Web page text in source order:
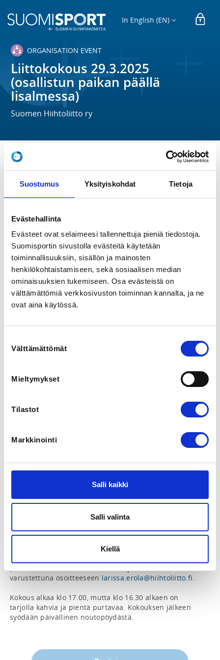
Suostumus Yksityiskohdat Tietoja
Evästehallinta
Evästeet ovat selaimeesi tallennettuja pieniä tiedostoja.
Suomisportin sivustolla evästeitä käytetään
toiminnallisuuksiin, sisällön ja mainosten
henkilökohtaistamiseen, sekä sosiaalisen median
ominaisuuksien tukemiseen. Osa evästeistä on
välttämättömiä verkkosivuston toiminnan kannalta, ja ne
ovat aina käytössä.
valinta
Välttämättömät
Mieltymykset
Tilastot
Markkinointi
Salli kaikki
Salli valinta
Kiellä
In English (EN)
ORGANISATION EVENT
Liittokokous 29.3.2025
(osallistun paikan päällä
Iisalmessa)
Suomen Hiihtoliitto ry
Hotel Golden Dome, Iisalmi / Etäkokous
View map
LOCALITY
REGISTRATION PERIOD
Osallistuminen sisältää kahvin ja ruokailun 45,00 €
ADDITIONAL INFORMATION
040 744 7741
Hiihtoliiton jäsenseurojen liittokokous toteutetaan
Liittokokouksessa äänioikeutta käyttävät Liiton seurat,
joilla on oikeus lähettää kokoukseen yksi äänioikeutta
käyttävä edustaja ja kaksi lisäedustajaa. Lisäedustajilla
edustajalla on yksi ääni.
Edustaja voi kokouksessa edustaa vain yhtä seuraa.
varustettuna osoitteeseen larissa.erola@hiihtoliitto.fi.
Kokous alkaa klo 17.00, mutta klo 16.30 alkaen on
tarjolla kahvia ja pientä purtavaa. Kokouksen jälkeen